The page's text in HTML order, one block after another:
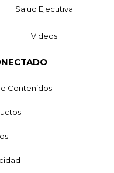
Salud Ejecutiva
Videos
Contenidos